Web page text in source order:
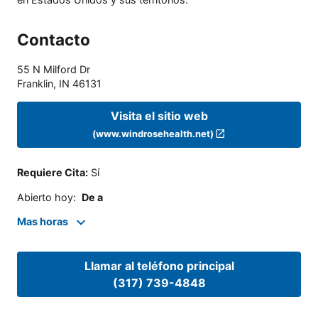
Contacto
55 N Milford Dr
Franklin, IN 46131
Visita el sitio web
(www.windrosehealth.net)
Requiere Cita: Sí
Abierto hoy: De a
Mas horas
Llamar al teléfono principal
(317) 739-4848